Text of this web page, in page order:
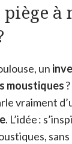
à
un
moustiques
vraiment
. L’idée :